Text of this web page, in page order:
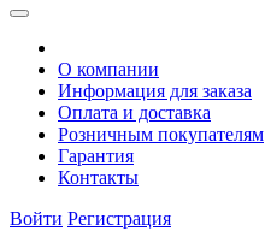
О компании
Информация для заказа
Оплата и доставка
Розничным покупателям
Гарантия
Контакты
Войти Регистрация